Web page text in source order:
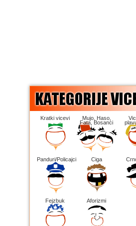
Kratki vicevi Mujo, Haso,
Fata, Bosanci
Panduri/Policajci Ciga
Fejzbuk Aforizmi